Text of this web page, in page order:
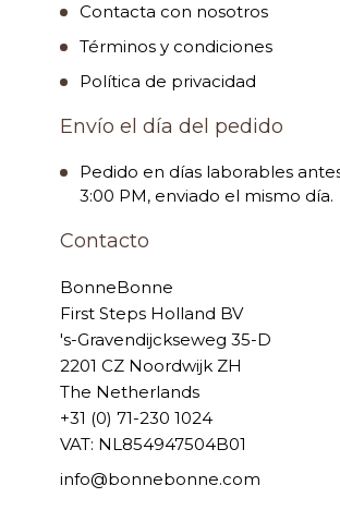
Contacta con nosotros
Términos y condiciones
Política de privacidad
Envío el día del pedido
Pedido en días laborables
3:00 PM, enviado el mismo día.
Contacto
BonneBonne
First Steps Holland BV
's-Gravendijckseweg 35-D
2201 CZ Noordwijk ZH
The Netherlands
+31 (0) 71-230 1024
VAT: NL854947504B01
info@bonnebonne.com